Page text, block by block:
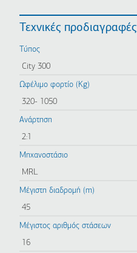
Τεχνικές προδιαγραφές
Τύπος
City 300
Ωφέλιμο φορτίο (Kg)
320- 1050
Ανάρτηση
2:1
Μηχανοστάσιο
MRL
Μέγιστη διαδρομή (m)
45
Μέγιστος αριθμός στάσεων
16